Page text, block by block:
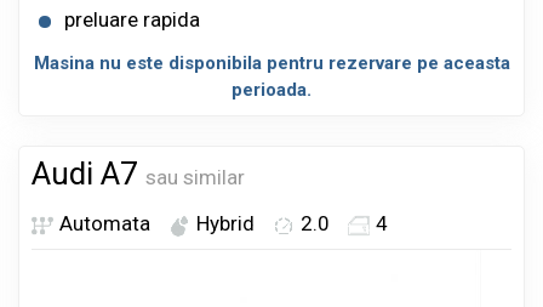
preluare rapida
Masina nu este disponibila pentru rezervare pe aceasta
perioada.
Audi A7 sau similar
Automata
Hybrid 2.0 4